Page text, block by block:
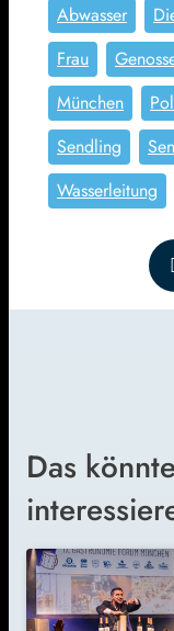
Abwasser
Frau
München
Sendling
Wasserleitung
Das